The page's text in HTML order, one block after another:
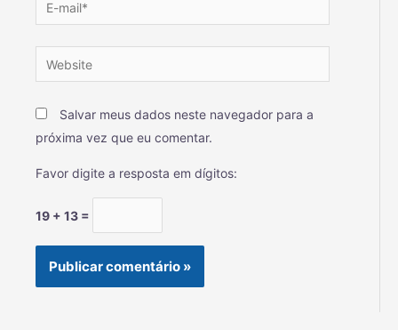
Salvar meus dados neste navegador para a
próxima vez que eu comentar.
Favor digite a resposta em dígitos:
19 + 13 =